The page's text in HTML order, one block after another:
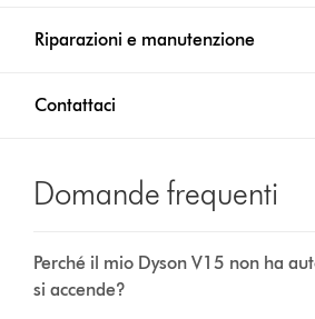
Riparazioni e manutenzione
Contattaci
Domande frequenti
Perché il mio Dyson V15 non ha
si accende?